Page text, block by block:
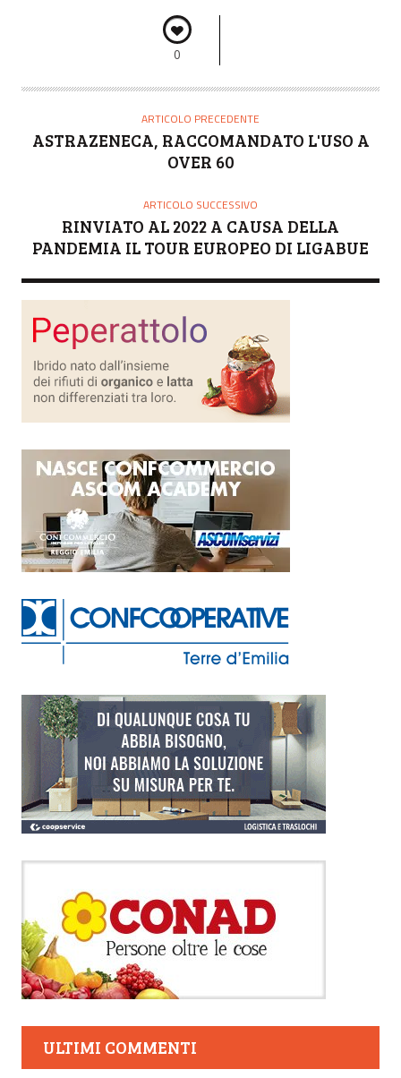
0
ARTICOLO PRECEDENTE
ASTRAZENECA, RACCOMANDATO L'USO A
OVER 60
ARTICOLO SUCCESSIVO
RINVIATO AL 2022 A CAUSA DELLA
PANDEMIA IL TOUR EUROPEO DI LIGABUE
ULTIMI COMMENTI